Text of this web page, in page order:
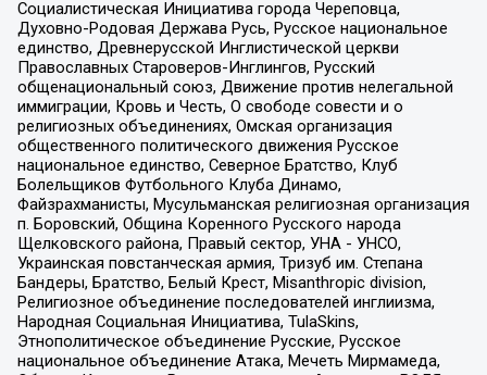
Социалистическая Инициатива города Череповца,
Духовно-Родовая Держава Русь, Русское национальное
единство, Древнерусской Инглистической церкви
Православных Староверов-Инглингов, Русский
общенациональный союз, Движение против нелегальной
иммиграции, Кровь и Честь, О свободе совести и о
религиозных объединениях, Омская организация
общественного политического движения Русское
национальное единство, Северное Братство, Клуб
Болельщиков Футбольного Клуба Динамо,
Файзрахманисты, Мусульманская религиозная организация
п. Боровский, Община Коренного Русского народа
Щелковского района, Правый сектор, УНА - УНСО,
Украинская повстанческая армия, Тризуб им. Степана
Бандеры, Братство, Белый Крест, Misanthropic division,
Религиозное объединение последователей инглиизма,
Народная Социальная Инициатива, TulaSkins,
Этнополитическое объединение Русские, Русское
национальное объединение Атака, Мечеть Мирмамеда,